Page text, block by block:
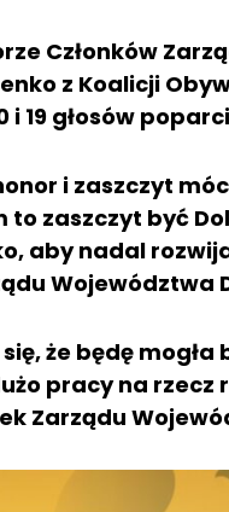
Członków
z Koalicji
i 19 głosów
i zaszczyt
zaszczyt być
aby nadal
Województwa
że będę mogła
pracy na rzecz
Zarządu